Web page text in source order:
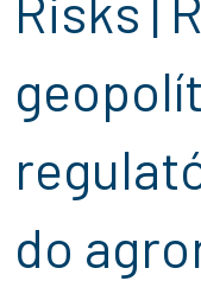
do